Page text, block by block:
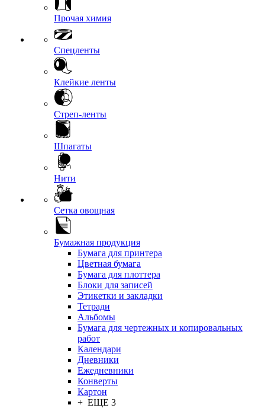
Прочая химия
Спецленты
Клейкие ленты
Стреп-ленты
Шпагаты
Нити
Сетка овощная
Бумажная продукция
Бумага для принтера
Цветная бумага
Бумага для плоттера
Блоки для записей
Этикетки и закладки
Тетради
Альбомы
Бумага для чертежных и копировальных
работ
Календари
Дневники
Ежедневники
Конверты
Картон
+ ЕЩЕ 3